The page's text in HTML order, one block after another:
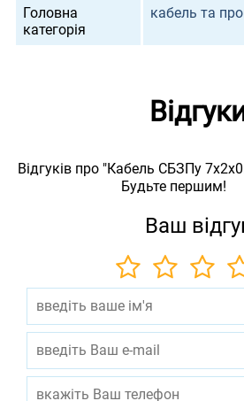
Головна
категорія
кабель та
Відгуків про "Кабель СБЗПу
Будьте першим!
Ваш